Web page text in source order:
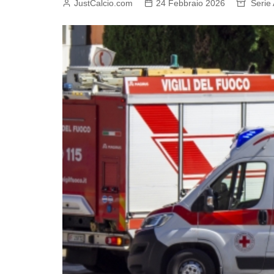
JustCalcio.com 24 Febbraio 2026 Serie